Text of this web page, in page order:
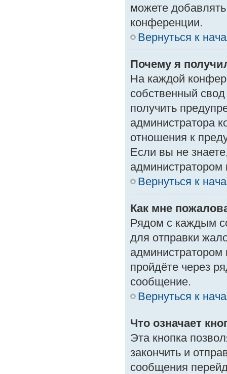
можете
конференции.
Вернуться к
Почему я
На каждой
собственный
получить
администратора
отношения к
Если вы не
Вернуться к
Как мне
Рядом с каждым
для отправки
пройдёте через
сообщение.
Вернуться к
Что означает
Эта кнопка
закончить и
сообщения